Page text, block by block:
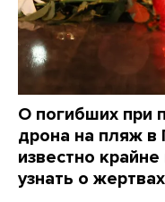
О погибших при
дрона на пляж
известно
узнать о